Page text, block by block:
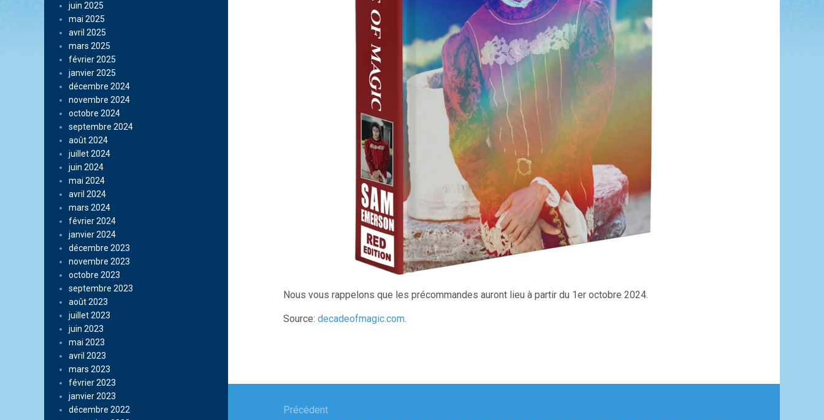
juin 2025
mai 2025
avril 2025
mars 2025
février 2025
janvier 2025
décembre 2024
novembre 2024
octobre 2024
septembre 2024
août 2024
juillet 2024
juin 2024
mai 2024
avril 2024
mars 2024
février 2024
janvier 2024
décembre 2023
novembre 2023
octobre 2023
septembre 2023
août 2023
juillet 2023
juin 2023
mai 2023
avril 2023
mars 2023
février 2023
janvier 2023
décembre 2022
Nous vous rappelons que les précommandes auront lieu à partir du 1er octobre 2024.
Source: decadeofmagic.com.
Précédent